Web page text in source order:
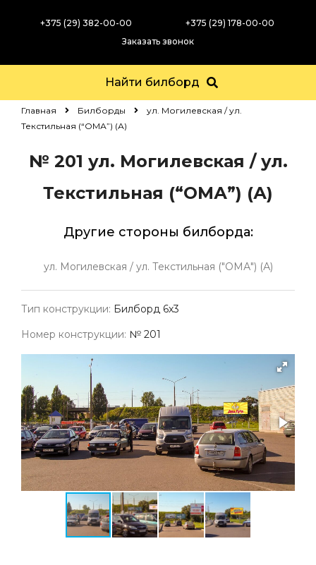
+375 (29) 382-00-00
+375 (29) 178-00-00
Заказать звонок
Найти билборд
Главная Билборды
ул. Могилевская / ул.
Текстильная (“ОМА”) (А)
№ 201 ул. Могилевская / ул.
Текстильная (“ОМА”) (А)
Другие стороны билборда:
ул. Могилевская / ул. Текстильная ("ОМА") (А)
Тип конструкции: Билборд 6х3
Номер конструкции: № 201